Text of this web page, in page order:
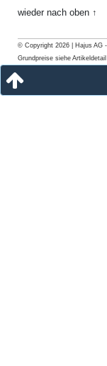
wieder nach oben ↑
© Copyright 2026 | Hajus AG
Grundpreise siehe